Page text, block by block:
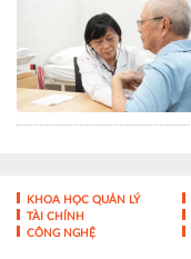
KHOA HỌC QUẢN LÝ
TÀI CHÍNH
CÔNG NGHỆ